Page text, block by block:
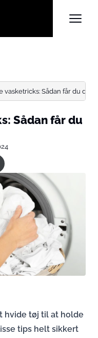
vasketricks: Sådan får du dit
Sådan får du
hvide tøj til at holde
tips helt sikkert